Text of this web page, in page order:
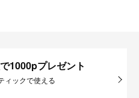
1000pプレゼント
ィックで使える